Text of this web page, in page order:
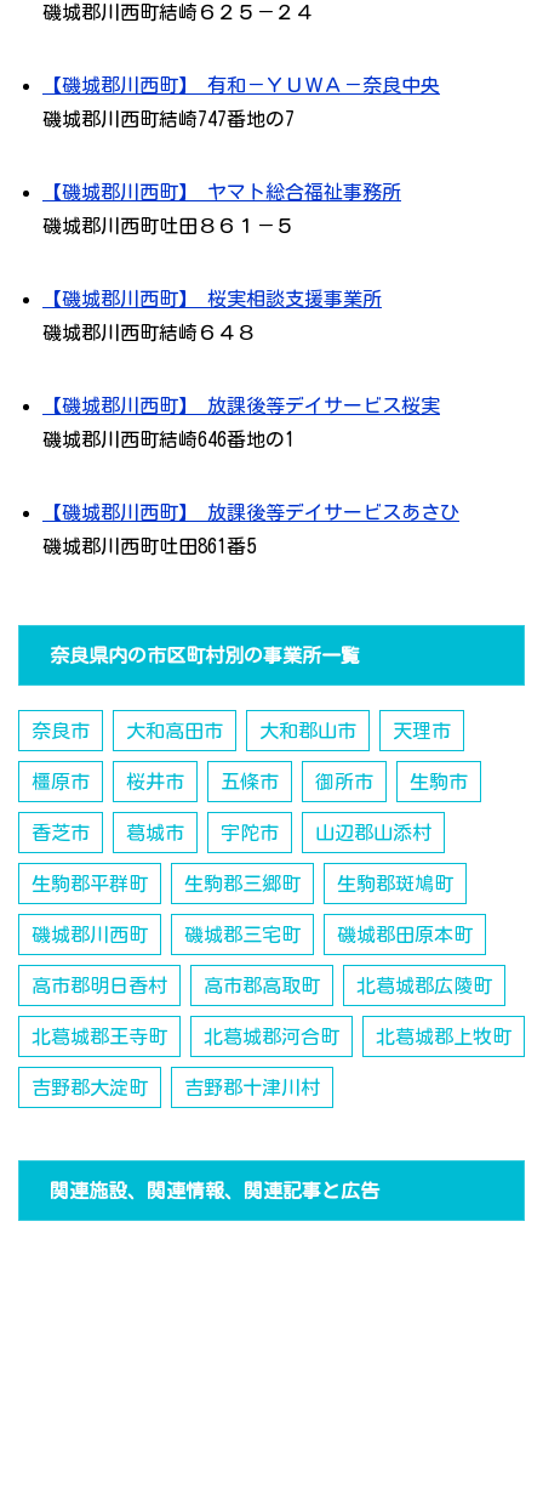
磯城郡川西町結崎６２５－２４
【磯城郡川西町】 有和－ＹＵＷＡ－奈良中央
磯城郡川西町結崎747番地の7
【磯城郡川西町】 ヤマト総合福祉事務所
磯城郡川西町吐田８６１－５
【磯城郡川西町】 桜実相談支援事業所
磯城郡川西町結崎６４８
【磯城郡川西町】 放課後等デイサービス桜実
磯城郡川西町結崎646番地の1
【磯城郡川西町】 放課後等デイサービスあさひ
磯城郡川西町吐田861番5
奈良県内の市区町村別の事業所一覧
奈良市 大和高田市 大和郡山市 天理市
橿原市 桜井市 五條市 御所市 生駒市
香芝市 葛城市 宇陀市 山辺郡山添村
生駒郡平群町 生駒郡三郷町 生駒郡斑鳩町
磯城郡川西町 磯城郡三宅町 磯城郡田原本町
高市郡明日香村 高市郡高取町 北葛城郡広陵町
北葛城郡王寺町 北葛城郡河合町 北葛城郡上牧町
吉野郡大淀町 吉野郡十津川村
関連施設、関連情報、関連記事と広告